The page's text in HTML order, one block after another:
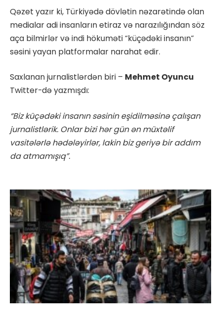
Qəzet yazır ki, Türkiyədə dövlətin nəzarətində olan
medialar adi insanların etiraz və narazılığından söz
aça bilmirlər və indi hökuməti “küçədəki insanın”
səsini yayan platformalar narahat edir.
Saxlanan jurnalistlərdən biri – Mehmet Oyuncu
Twitter-də yazmışdı:
“Biz küçədəki insanın səsinin eşidilməsinə çalışan
jurnalistlərik. Onlar bizi hər gün ən müxtəlif
vasitələrlə hədələyirlər, lakin biz geriyə bir addım
da atmamışıq”.